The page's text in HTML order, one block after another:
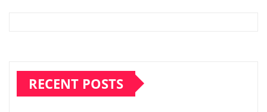
RECENT POSTS